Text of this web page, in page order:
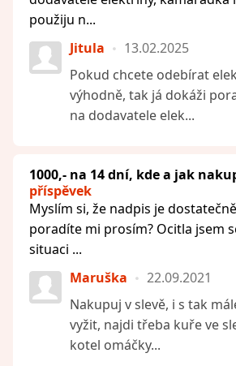
použiju n...
Jitula
13.02.2025
Pokud chcete odebírat
výhodně, tak já dokáži
na dodavatele elek...
1000,- na 14 dní, kde a jak
příspěvek
Myslím si, že nadpis je
poradíte mi prosím? Ocitla jsem
situaci ...
Maruška
22.09.2021
Nakupuj v slevě, i s tak
vyžit, najdi třeba kuře ve
kotel omáčky...